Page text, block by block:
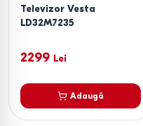
Televizor Vesta
LD32M7235
2299 Lei
Adaugă